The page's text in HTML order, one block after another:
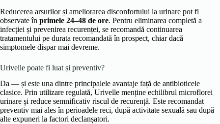
Reducerea arsurilor și ameliorarea disconfortului la urinare pot fi
observate în primele 24–48 de ore. Pentru eliminarea completă a
infecției și prevenirea recurenței, se recomandă continuarea
tratamentului pe durata recomandată în prospect, chiar dacă
simptomele dispar mai devreme.
Urivelle poate fi luat și preventiv?
Da — și este una dintre principalele avantaje față de antibioticele
clasice. Prin utilizare regulată, Urivelle menține echilibrul microflorei
urinare și reduce semnificativ riscul de recurență. Este recomandat
preventiv mai ales în perioadele reci, după activitate sexuală sau după
alte expuneri la factori declanșatori.